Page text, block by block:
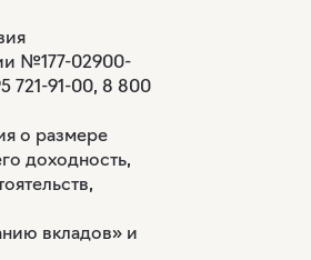
№177-02900-
721-91-00, 8 800
о размере
доходность,
вкладов» и